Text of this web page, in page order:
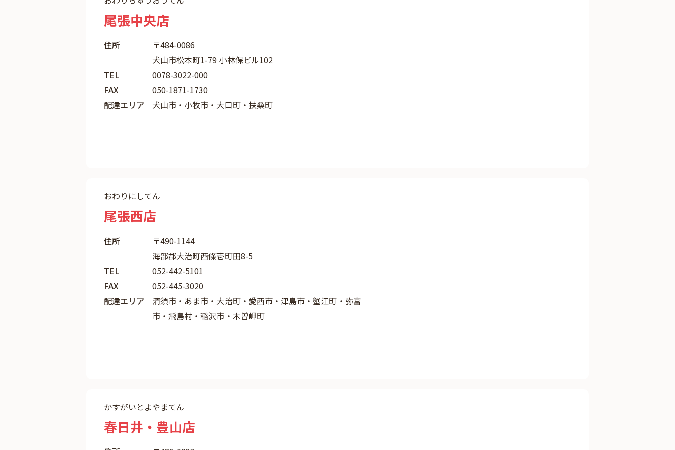
尾張中央店
住所
〒484-0086
犬山市松本町1-79 小林保ビル102
TEL
0078-3022-000
FAX
050-1871-1730
配達エリア
犬山市・小牧市・大口町・扶桑町
おわりにしてん
尾張西店
住所
〒490-1144
海部郡大治町西條壱町田8-5
TEL
052-442-5101
FAX
052-445-3020
配達エリア
清須市・あま市・大治町・愛西市・津島市・蟹江町・弥富
市・飛島村・稲沢市・木曽岬町
かすがいとよやまてん
春日井・豊山店